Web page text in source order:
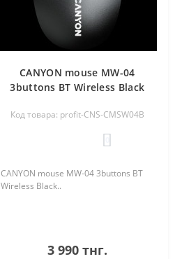
CANYON mouse MW-04
3buttons BT Wireless Black
Код товара: profit-CNS-CMSW04B
CANYON mouse MW-04 3buttons BT
Wireless Black..
3 990 тнг.